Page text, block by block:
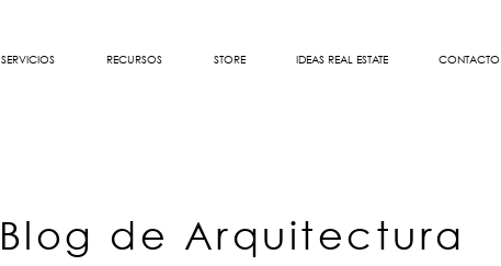
SERVICIOS RECURSOS STORE IDEAS REAL ESTATE CONTACTO
Blog de Arquitectura